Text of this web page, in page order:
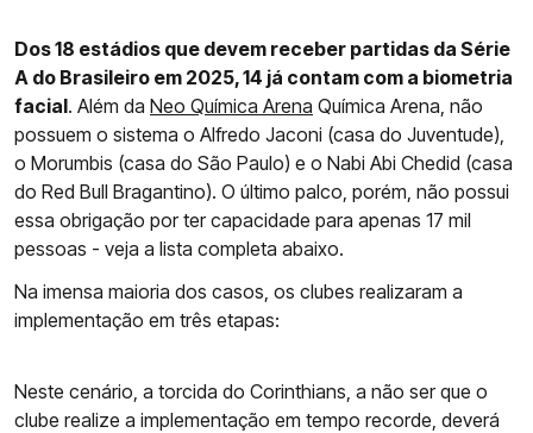
Dos 18 estádios que devem receber partidas da Série
A do Brasileiro em 2025, 14 já contam com a biometria
facial. Além da Neo Química Arena Química Arena, não
possuem o sistema o Alfredo Jaconi (casa do Juventude),
o Morumbis (casa do São Paulo) e o Nabi Abi Chedid (casa
do Red Bull Bragantino). O último palco, porém, não possui
essa obrigação por ter capacidade para apenas 17 mil
pessoas - veja a lista completa abaixo.
Na imensa maioria dos casos, os clubes realizaram a
implementação em três etapas:
Neste cenário, a torcida do Corinthians, a não ser que o
clube realize a implementação em tempo recorde, deverá